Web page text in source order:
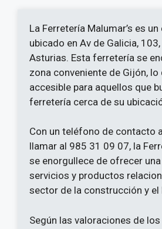
La Ferretería Malumar’s es
ubicado en Av de Galicia,
Asturias. Esta ferretería se
zona conveniente de Gijón, lo
accesible para aquellos que
ferretería cerca de su
Con un teléfono de contacto
llamar al 985 31 09 07, la
se enorgullece de ofrecer
servicios y productos
sector de la construcción y el
Según las valoraciones de